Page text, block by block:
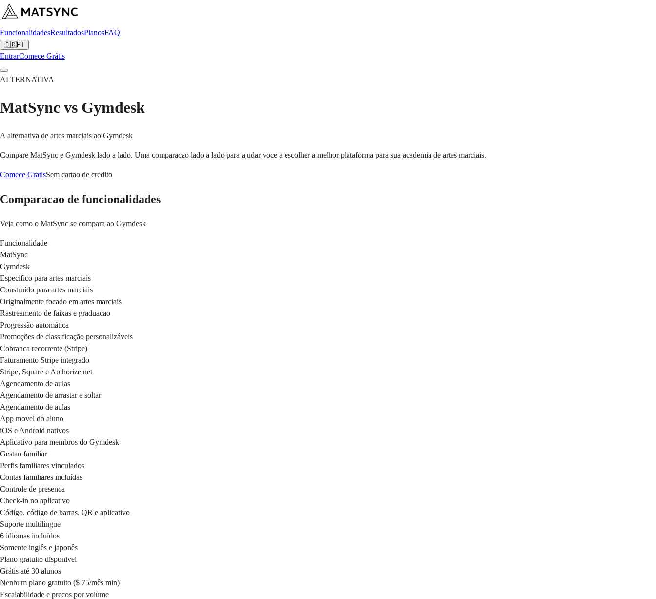
FuncionalidadesResultadosPlanosFAQ
🇧🇷PT
EntrarComece Grátis
ALTERNATIVA
MatSync vs Gymdesk
A alternativa de artes marciais ao Gymdesk
Compare MatSync e Gymdesk lado a lado. Uma comparacao lado a lado para ajudar voce a escolher a melhor plataforma para sua academia de artes marciais.
Comece GratisSem cartao de credito
Comparacao de funcionalidades
Veja como o MatSync se compara ao Gymdesk
Funcionalidade
MatSync
Gymdesk
Especifico para artes marciais
Construído para artes marciais
Originalmente focado em artes marciais
Rastreamento de faixas e graduacao
Progressão automática
Promoções de classificação personalizáveis
Cobranca recorrente (Stripe)
Faturamento Stripe integrado
Stripe, Square e Authorize.net
Agendamento de aulas
Agendamento de arrastar e soltar
Agendamento de aulas
App movel do aluno
iOS e Android nativos
Aplicativo para membros do Gymdesk
Gestao familiar
Perfis familiares vinculados
Contas familiares incluídas
Controle de presenca
Check-in no aplicativo
Código, código de barras, QR e aplicativo
Suporte multilingue
6 idiomas incluídos
Somente inglês e japonês
Plano gratuito disponivel
Grátis até 30 alunos
Nenhum plano gratuito ($ 75/mês min)
Escalabilidade e precos por volume